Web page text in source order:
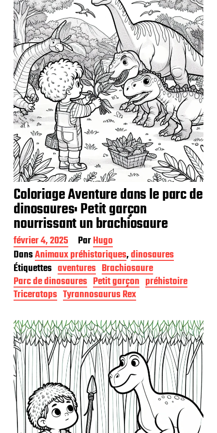
Coloriage Aventure dans le parc de
dinosaures: Petit garçon
nourrissant un brachiosaure
D
a
t
e
d
e
p
b
l
i
c
a
t
i
o
n
février 4, 2025 ParHugo
DansAnimaux préhistoriques,dinosaures
Étiquettes aventures Brachiosaure
Parc de dinosaures Petit garçon préhistoire
Triceratops Tyrannosaurus Rex